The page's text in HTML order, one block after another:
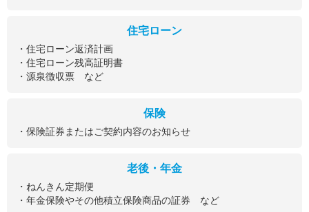
住宅ローン
・住宅ローン返済計画
・住宅ローン残高証明書
・源泉徴収票 など
保険
・保険証券またはご契約内容のお知らせ
老後・年金
・ねんきん定期便
・年金保険やその他積立保険商品の証券 など